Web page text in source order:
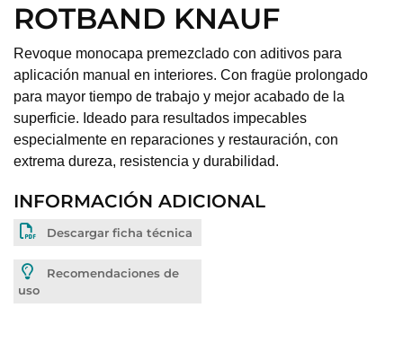
ROTBAND KNAUF
Revoque monocapa premezclado con aditivos para
aplicación manual en interiores. Con fragüe prolongado
para mayor tiempo de trabajo y mejor acabado de la
superficie. Ideado para resultados impecables
especialmente en reparaciones y restauración, con
extrema dureza, resistencia y durabilidad.
INFORMACIÓN ADICIONAL
Descargar ficha técnica
Recomendaciones de
uso